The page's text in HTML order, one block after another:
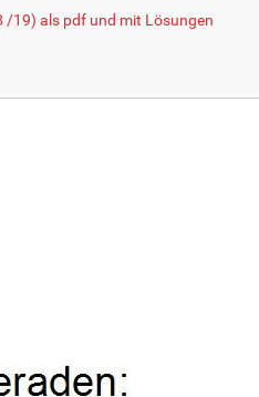
/19) als pdf und mit Lösungen